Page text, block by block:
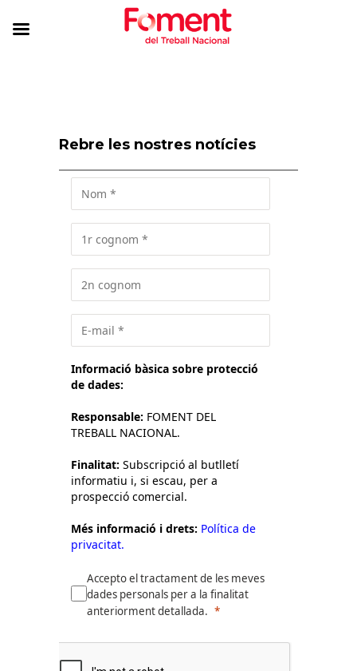
Rebre les nostres notícies
Informació bàsica sobre protecció
de dades:
Responsable: FOMENT DEL
TREBALL NACIONAL.
Finalitat: Subscripció al butlletí
informatiu i, si escau, per a
prospecció comercial.
Més informació i drets: Política de
privacitat.
Accepto el tractament de les meves
dades personals per a la finalitat
anteriorment detallada.